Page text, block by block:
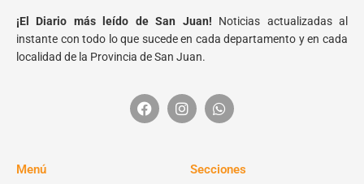
¡El Diario más leído de San Juan! Noticias actualizadas al
instante con todo lo que sucede en cada departamento y en cada
localidad de la Provincia de San Juan.
Menú Secciones